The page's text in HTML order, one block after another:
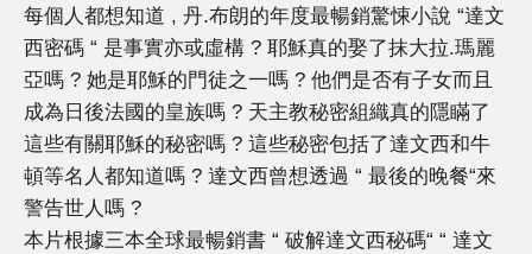
每個人都想知道 , 丹.布朗的年度最暢銷驚悚小說 “達文
西密碼 “ 是事實亦或虛構 ? 耶穌真的娶了抹大拉.瑪麗
亞嗎 ? 她是耶穌的門徒之一嗎 ? 他們是否有子女而且
成為日後法國的皇族嗎 ? 天主教秘密組織真的隱瞞了
這些有關耶穌的秘密嗎 ? 這些秘密包括了達文西和牛
頓等名人都知道嗎 ? 達文西曾想透過 “ 最後的晚餐“來
警告世人嗎 ?
本片根據三本全球最暢銷書 “ 破解達文西秘碼“ “ 達文